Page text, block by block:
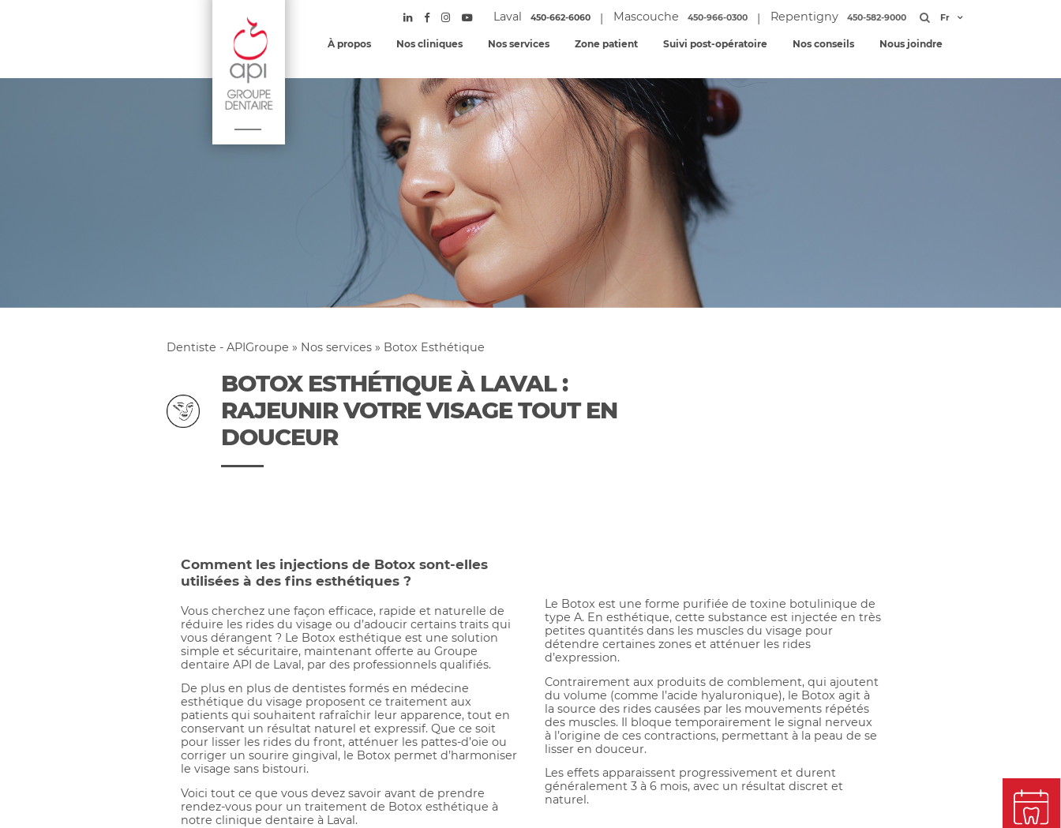
Laval 450-662-6060 | Mascouche 450-966-0300 | Repentigny 450-582-9000 Fr
À propos Nos cliniques Nos services Zone patient Suivi post-opératoire Nos conseils Nous joindre
Dentiste - APIGroupe » Nos services » Botox Esthétique
BOTOX ESTHÉTIQUE À LAVAL :
RAJEUNIR VOTRE VISAGE TOUT EN
DOUCEUR
Comment les injections de Botox sont-elles
utilisées à des fins esthétiques ?
Vous cherchez une façon efficace, rapide et naturelle de
réduire les rides du visage ou d’adoucir certains traits qui
vous dérangent ? Le Botox esthétique est une solution
simple et sécuritaire, maintenant offerte au Groupe
dentaire API de Laval, par des professionnels qualifiés.
De plus en plus de dentistes formés en médecine
esthétique du visage proposent ce traitement aux
patients qui souhaitent rafraîchir leur apparence, tout en
conservant un résultat naturel et expressif. Que ce soit
pour lisser les rides du front, atténuer les pattes-d’oie ou
corriger un sourire gingival, le Botox permet d’harmoniser
le visage sans bistouri.
Voici tout ce que vous devez savoir avant de prendre
rendez-vous pour un traitement de Botox esthétique à
notre clinique dentaire à Laval.
Le Botox est une forme purifiée de toxine botulinique de
type A. En esthétique, cette substance est injectée en très
petites quantités dans les muscles du visage pour
détendre certaines zones et atténuer les rides
d’expression.
Contrairement aux produits de comblement, qui ajoutent
du volume (comme l’acide hyaluronique), le Botox agit à
la source des rides causées par les mouvements répétés
des muscles. Il bloque temporairement le signal nerveux
à l’origine de ces contractions, permettant à la peau de se
lisser en douceur.
Les effets apparaissent progressivement et durent
généralement 3 à 6 mois, avec un résultat discret et
naturel.